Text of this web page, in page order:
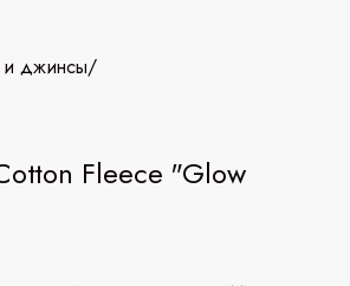
джинсы/
Fleece "Glow